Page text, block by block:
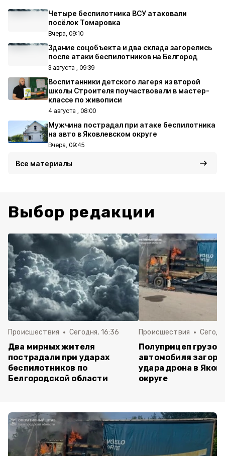
Четыре беспилотника ВСУ атаковали
посёлок Томаровка
Вчера, 09:10
Здание соцобъекта и два склада загорелись
после атаки беспилотников на Белгород
3 августа , 09:39
Воспитанники детского лагеря из второй
школы Строителя поучаствовали в мастер-
классе по живописи
4 августа , 08:00
Мужчина пострадал при атаке беспилотника
на авто в Яковлевском округе
Вчера, 09:45
Все материалы
Выбор редакции
Происшествия Сегодня, 16:36
Два мирных жителя
пострадали при ударах
беспилотников по
Белгородской области
Происшествия
Полуприцеп
автомобиля
удара дрона в
округе